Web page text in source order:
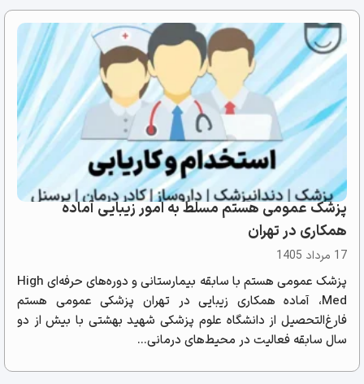
پزشک عمومی هستم مسلط به امور زیبایی آماده
همکاری در تهران
17 مرداد 1405
پزشک عمومی هستم با سابقه بیمارستانی و دوره‌های حرفه‌ای High
Med، آماده همکاری زیبایی در تهران پزشکی عمومی هستم
فارغ‌التحصیل از دانشگاه علوم پزشکی شهید بهشتی با بیش از دو
سال سابقه فعالیت در محیط‌های درمانی...